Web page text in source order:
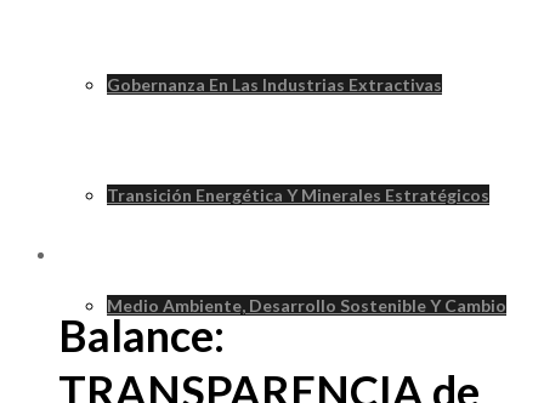
Gobernanza En Las Industrias Extractivas
Transición Energética Y Minerales Estratégicos
Medio Ambiente, Desarrollo Sostenible Y Cambio
Balance:
TRANSPARENCIA de